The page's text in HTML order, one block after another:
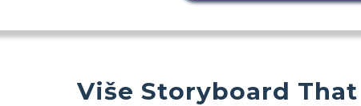
Više Storyboard